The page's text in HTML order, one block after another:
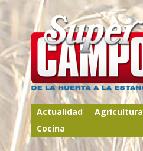
Actualidad Agricultura
Cocina